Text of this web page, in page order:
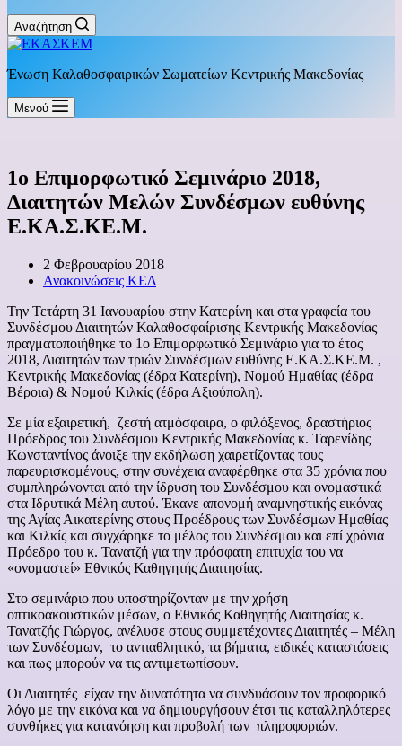
Αναζήτηση
Ένωση Καλαθοσφαιρικών Σωματείων Κεντρικής Μακεδονίας
Μενού
1ο Επιμορφωτικό Σεμινάριο 2018,
Διαιτητών Μελών Συνδέσμων ευθύνης
Ε.ΚΑ.Σ.ΚΕ.Μ.
2 Φεβρουαρίου 2018
Ανακοινώσεις ΚΕΔ
Την Τετάρτη 31 Ιανουαρίου στην Κατερίνη και στα γραφεία του
Συνδέσμου Διαιτητών Καλαθοσφαίρισης Κεντρικής Μακεδονίας
πραγματοποιήθηκε το 1ο Επιμορφωτικό Σεμινάριο για το έτος
2018, Διαιτητών των τριών Συνδέσμων ευθύνης Ε.ΚΑ.Σ.ΚΕ.Μ. ,
Κεντρικής Μακεδονίας (έδρα Κατερίνη), Νομού Ημαθίας (έδρα
Βέροια) & Νομού Κιλκίς (έδρα Αξιούπολη).
Σε μία εξαιρετική, ζεστή ατμόσφαιρα, ο φιλόξενος, δραστήριος
Πρόεδρος του Συνδέσμου Κεντρικής Μακεδονίας κ. Ταρενίδης
Κωνσταντίνος άνοιξε την εκδήλωση χαιρετίζοντας τους
παρευρισκομένους, στην συνέχεια αναφέρθηκε στα 35 χρόνια που
συμπληρώνονται από την ίδρυση του Συνδέσμου και ονομαστικά
στα Ιδρυτικά Μέλη αυτού. Έκανε απονομή αναμνηστικής εικόνας
της Αγίας Αικατερίνης στους Προέδρους των Συνδέσμων Ημαθίας
και Κιλκίς και συγχάρηκε το μέλος του Συνδέσμου και επί χρόνια
Πρόεδρο του κ. Τανατζή για την πρόσφατη επιτυχία του να
«ονομαστεί» Εθνικός Καθηγητής Διαιτησίας.
Στο σεμινάριο που υποστηρίζονταν με την χρήση
οπτικοακουστικών μέσων, ο Εθνικός Καθηγητής Διαιτησίας κ.
Τανατζής Γιώργος, ανέλυσε στους συμμετέχοντες Διαιτητές – Μέλη
των Συνδέσμων, το αντιαθλητικό, τα βήματα, ειδικές καταστάσεις
και πως μπορούν να τις αντιμετωπίσουν.
Οι Διαιτητές είχαν την δυνατότητα να συνδυάσουν τον προφορικό
λόγο με την εικόνα και να δημιουργήσουν έτσι τις καταλληλότερες
συνθήκες για κατανόηση και προβολή των πληροφοριών.